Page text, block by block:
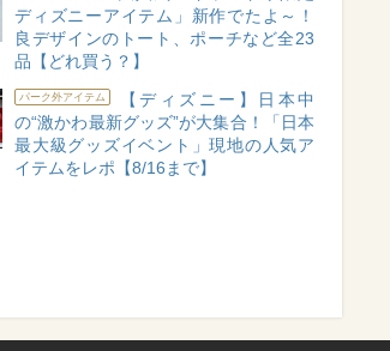
ディズニーアイテム」新作でたよ～！
良デザインのトート、ポーチなど全23
品【どれ買う？】
パーク外アイテム
【ディズニー】日本中
の“激かわ最新グッズ”が大集合！「日本
最大級グッズイベント」現地の人気ア
イテムをレポ【8/16まで】